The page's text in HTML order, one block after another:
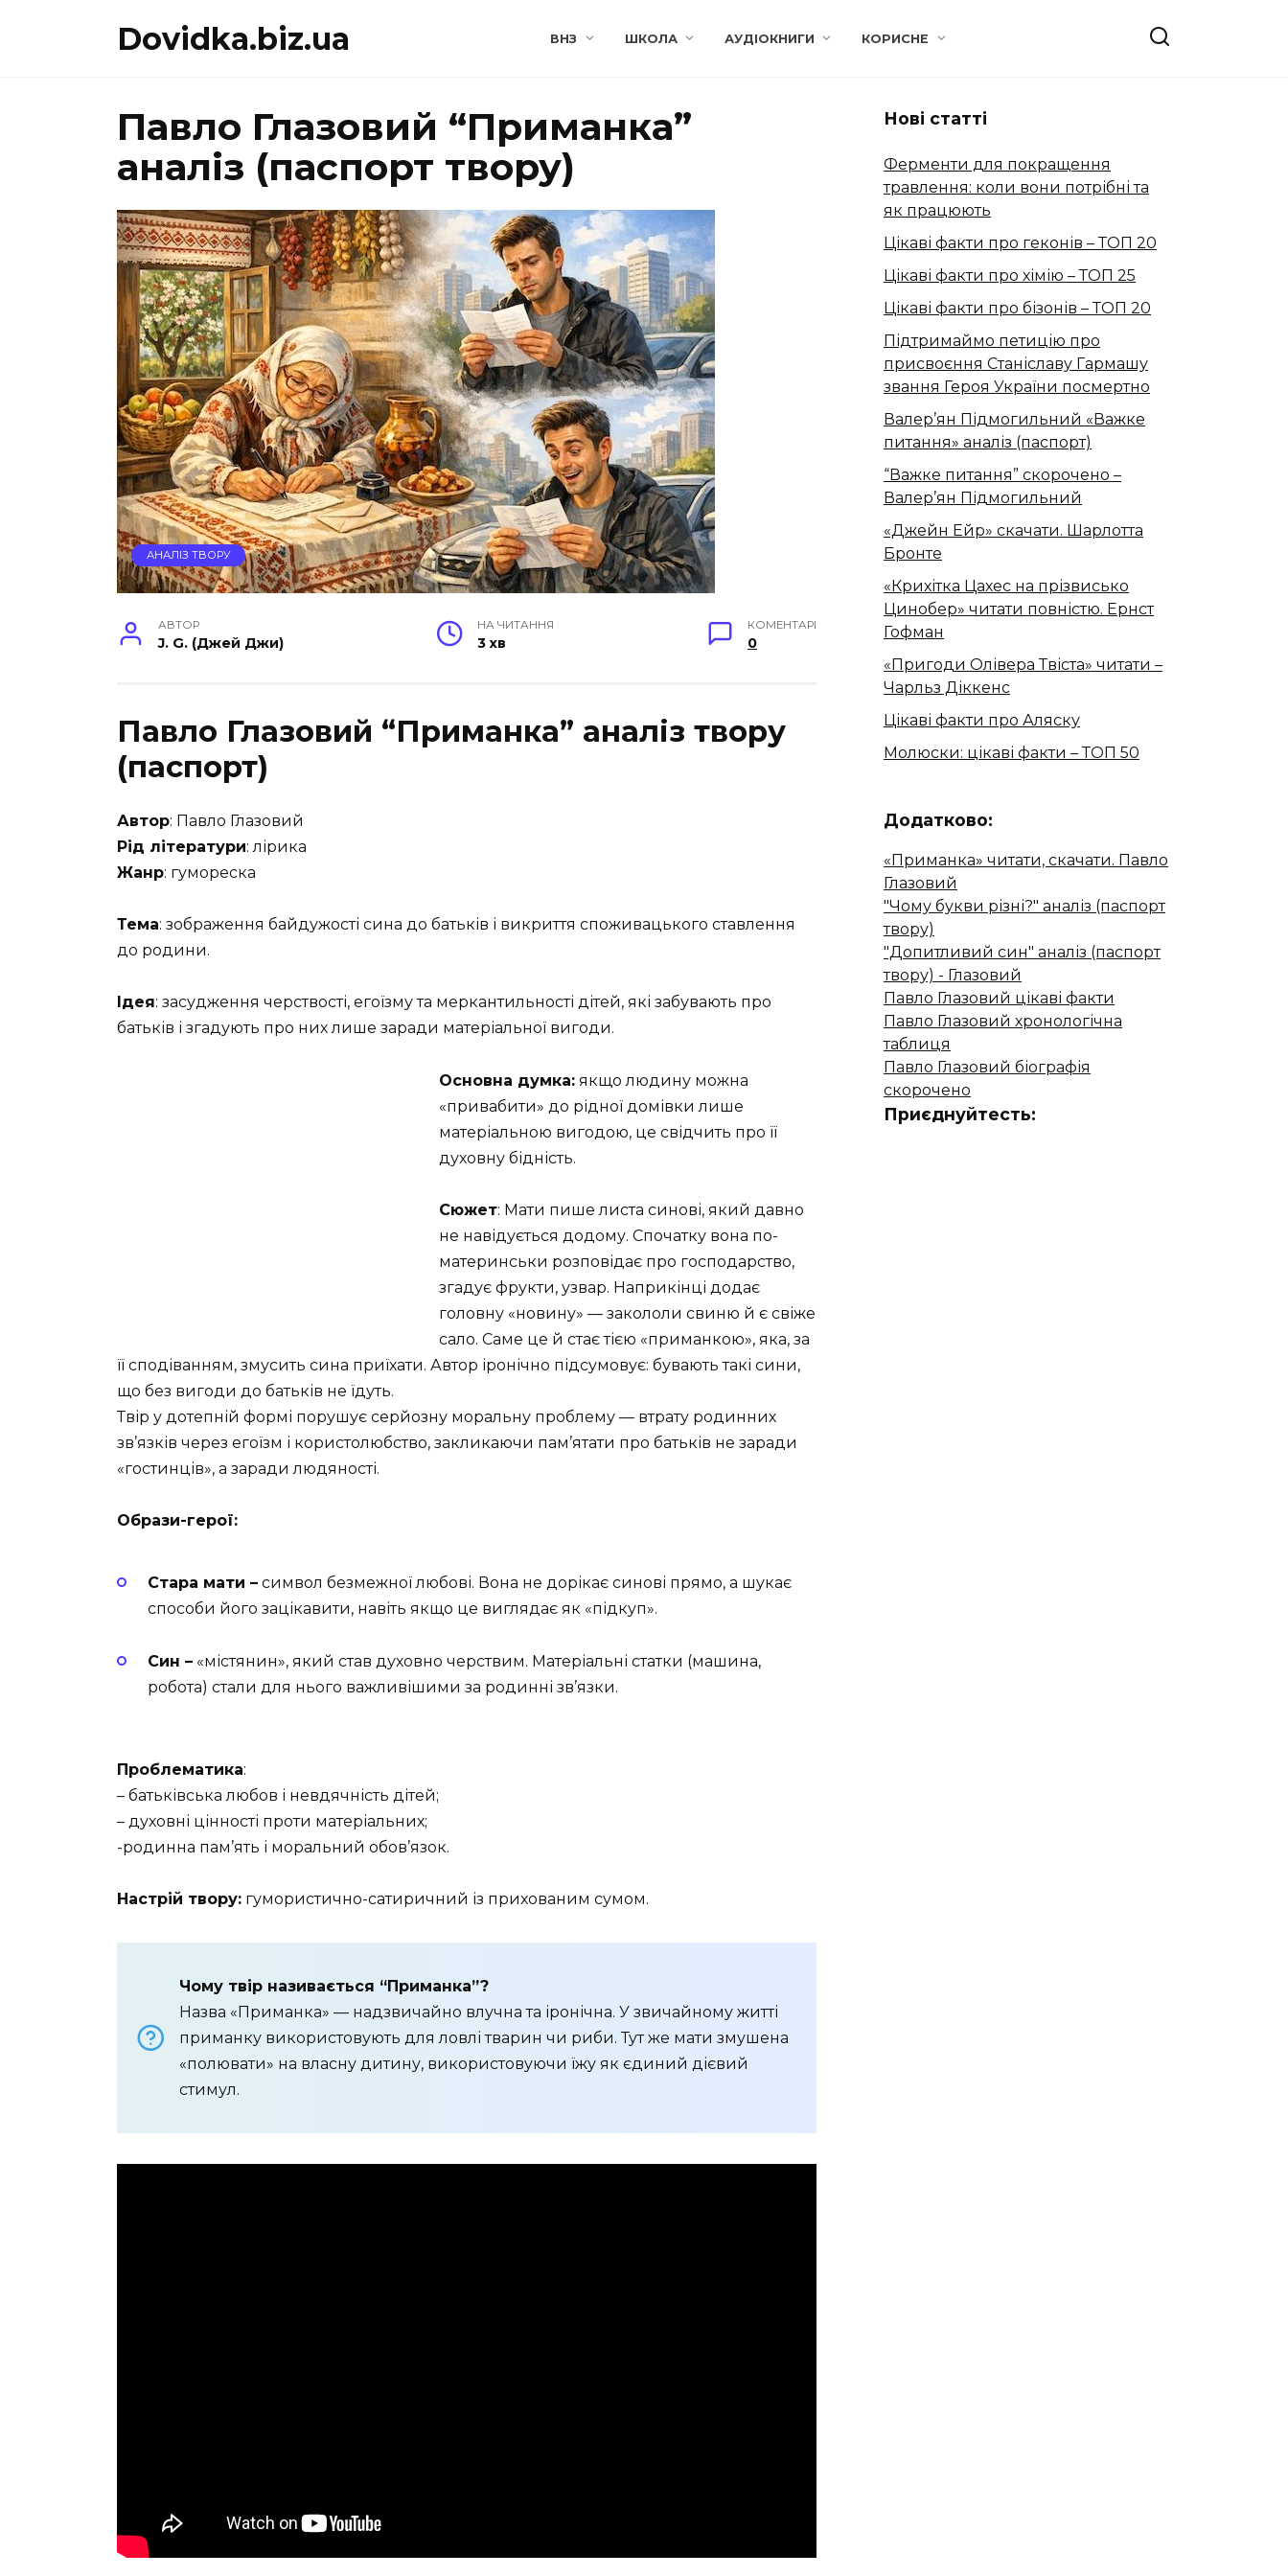
Dovidka.biz.ua ВНЗ ШКОЛА АУДІОКНИГИ КОРИСНЕ
Павло Глазовий “Приманка”
аналіз (паспорт твору)
АНАЛІЗ ТВОРУ
АВТОР
J. G. (Джей Джи)
НА ЧИТАННЯ
3 хв
КОМЕНТАРІ
0
Павло Глазовий “Приманка” аналіз твору
(паспорт)
Автор: Павло Глазовий
Рід літератури: лірика
Жанр: гумореска
Тема: зображення байдужості сина до батьків і викриття споживацького ставлення
до родини.
Ідея: засудження черствості, егоїзму та меркантильності дітей, які забувають про
батьків і згадують про них лише заради матеріальної вигоди.
Основна думка: якщо людину можна
«привабити» до рідної домівки лише
матеріальною вигодою, це свідчить про її
духовну бідність.
Сюжет: Мати пише листа синові, який давно
не навідується додому. Спочатку вона по-
материнськи розповідає про господарство,
згадує фрукти, узвар. Наприкінці додає
головну «новину» — закололи свиню й є свіже
сало. Саме це й стає тією «приманкою», яка, за
її сподіванням, змусить сина приїхати. Автор іронічно підсумовує: бувають такі сини,
що без вигоди до батьків не їдуть.
Твір у дотепній формі порушує серйозну моральну проблему — втрату родинних
зв’язків через егоїзм і користолюбство, закликаючи пам’ятати про батьків не заради
«гостинців», а заради людяності.
Образи-герої:
Стара мати – символ безмежної любові. Вона не дорікає синові прямо, а шукає
способи його зацікавити, навіть якщо це виглядає як «підкуп».
Син – «містянин», який став духовно черствим. Матеріальні статки (машина,
робота) стали для нього важливішими за родинні зв’язки.
Проблематика:
– батьківська любов і невдячність дітей;
– духовні цінності проти матеріальних;
-родинна пам’ять і моральний обов’язок.
Настрій твору: гумористично-сатиричний із прихованим сумом.
Чому твір називається “Приманка”?
Назва «Приманка» — надзвичайно влучна та іронічна. У звичайному житті
приманку використовують для ловлі тварин чи риби. Тут же мати змушена
«полювати» на власну дитину, використовуючи їжу як єдиний дієвий
стимул.
Нові статті
Ферменти для покращення
травлення: коли вони потрібні та
як працюють
Цікаві факти про геконів – ТОП 20
Цікаві факти про хімію – ТОП 25
Цікаві факти про бізонів – ТОП 20
Підтримаймо петицію про
присвоєння Станіславу Гармашу
звання Героя України посмертно
Валер’ян Підмогильний «Важке
питання» аналіз (паспорт)
“Важке питання” скорочено –
Валер’ян Підмогильний
«Джейн Ейр» скачати. Шарлотта
Бронте
«Крихітка Цахес на прізвисько
Цинобер» читати повністю. Ернст
Гофман
«Пригоди Олівера Твіста» читати –
Чарльз Діккенс
Цікаві факти про Аляску
Молюски: цікаві факти – ТОП 50
Додатково:
«Приманка» читати, скачати. Павло
Глазовий
"Чому букви різні?" аналіз (паспорт
твору)
"Допитливий син" аналіз (паспорт
твору) - Глазовий
Павло Глазовий цікаві факти
Павло Глазовий хронологічна
таблиця
Павло Глазовий біографія
скорочено
Приєднуйтесть: